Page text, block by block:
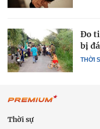
THỜI
Đo
bị
Thời sự